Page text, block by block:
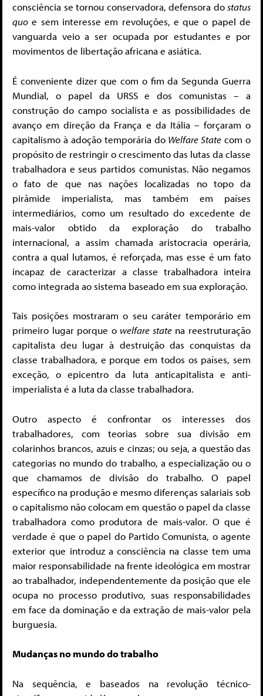
consciência se tornou conservadora, defensora dostatus
quo e sem interesse em revoluções, e que o papel de
vanguarda veio a ser ocupada por estudantes e por
movimentos de libertação africana e asiática.
É conveniente dizer que com o fim da Segunda Guerra
Mundial, o papel da URSS e dos comunistas – a
construção do campo socialista e as possibilidades de
avanço em direção da França e da Itália – forçaram o
capitalismo à adoção temporária do Welfare State com o
propósito de restringir o crescimento das lutas da classe
trabalhadora e seus partidos comunistas. Não negamos
o fato de que nas nações localizadas no topo da
pirâmide imperialista, mas também em países
intermediários, como um resultado do excedente de
mais-valor obtido da exploração do trabalho
internacional, a assim chamada aristocracia operária,
contra a qual lutamos, é reforçada, mas esse é um fato
incapaz de caracterizar a classe trabalhadora inteira
como integrada ao sistema baseado em sua exploração.
Tais posições mostraram o seu caráter temporário em
primeiro lugar porque o welfare statena reestruturação
capitalista deu lugar à destruição das conquistas da
classe trabalhadora, e porque em todos os países, sem
exceção, o epicentro da luta anticapitalista e anti-
imperialista é a luta da classe trabalhadora.
Outro aspecto é confrontar os interesses dos
trabalhadores, com teorias sobre sua divisão em
colarinhos brancos, azuis e cinzas; ou seja, a questão das
categorias no mundo do trabalho, a especialização ou o
que chamamos de divisão do trabalho. O papel
específico na produção e mesmo diferenças salariais sob
o capitalismo não colocam em questão o papel da classe
trabalhadora como produtora de mais-valor. O que é
verdade é que o papel do Partido Comunista, o agente
exterior que introduz a consciência na classe tem uma
maior responsabilidade na frente ideológica em mostrar
ao trabalhador, independentemente da posição que ele
ocupa no processo produtivo, suas responsabilidades
em face da dominação e da extração de mais-valor pela
burguesia.
Mudanças no mundo do trabalho
Na sequência, e baseados na revolução técnico-